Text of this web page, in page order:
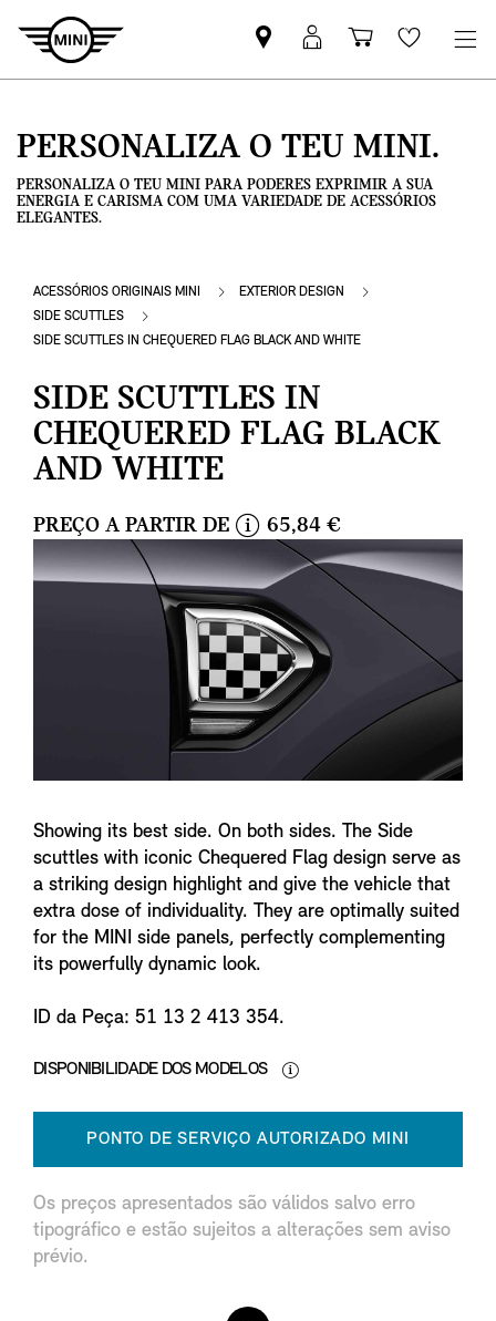
Pesquisar
parceiro
Iniciar
sessão
Carrinho
de
Wishlist
PERSONALIZA O TEU MINI.
PERSONALIZA O TEU MINI PARA PODERES EXPRIMIR A SUA
ENERGIA E CARISMA COM UMA VARIEDADE DE ACESSÓRIOS
ELEGANTES.
ACESSÓRIOS ORIGINAIS MINI
EXTERIOR DESIGN
SIDE SCUTTLES
SIDE SCUTTLES IN CHEQUERED FLAG BLACK AND WHITE
SIDE SCUTTLES IN
CHEQUERED FLAG BLACK
AND WHITE
PREÇO A PARTIR DE
i
n
f
o
65,84 €
Showing its best side. On both sides. The Side
scuttles with iconic Chequered Flag design serve as
a striking design highlight and give the vehicle that
extra dose of individuality. They are optimally suited
for the MINI side panels, perfectly complementing
its powerfully dynamic look.
ID da Peça: 51 13 2 413 354.
DISPONIBILIDADE DOS MODELOS
PONTO DE SERVIÇO AUTORIZADO MINI
Os preços apresentados são válidos salvo erro
tipográfico e estão sujeitos a alterações sem aviso
prévio.